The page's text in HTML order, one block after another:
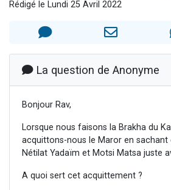
Il reste 49 places pour
2 nouvelles
Rédigé le Lundi 25 Avril 2022
La question de Anonyme
Bonjour Rav,
Lorsque nous faisons la Brakha du
acquittons-nous le Maror en sachant
Nétilat Yadaïm et Motsi Matsa juste
A quoi sert cet acquittement ?